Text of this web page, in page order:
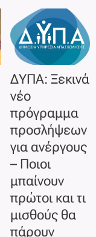
μεικτά από τις
αρχές του 2027
βρίσκεται υπό
εξέταση από την
κυβέρνηση, με τις
τελικές
αποφάσεις να
αναμένονται μετά
την αξιολόγηση
των
δημοσιονομικών
δεδομένων και
των οικονομικών
συνθηκών.
ΔΥΠΑ: Ξεκινά
νέο
πρόγραμμα
προσλήψεων
για ανέργους
– Ποιοι
μπαίνουν
πρώτοι και τι
μισθούς θα
πάρουν